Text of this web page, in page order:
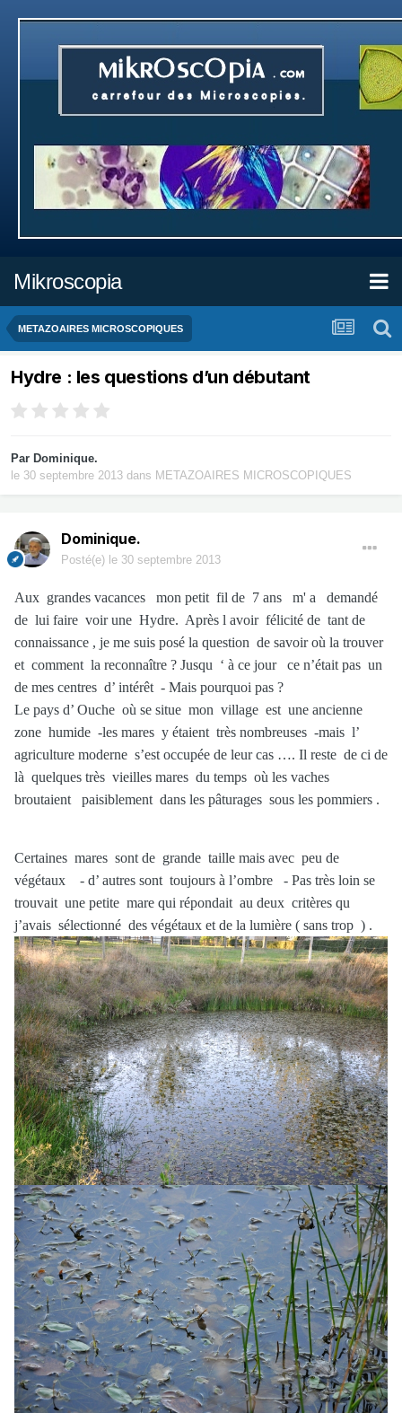
Mikroscopia
METAZOAIRES MICROSCOPIQUES
Hydre : les questions d’un débutant
Par Dominique.
le 30 septembre 2013 dans METAZOAIRES MICROSCOPIQUES
Dominique.
Posté(e) le 30 septembre 2013
Aux grandes vacances mon petit fil de 7 ans m' a demandé
de lui faire voir une Hydre. Après l avoir félicité de tant de
connaissance , je me suis posé la question de savoir où la trouver
et comment la reconnaître ? Jusqu ‘ à ce jour ce n’était pas un
de mes centres d’ intérêt - Mais pourquoi pas ?
Le pays d’ Ouche où se situe mon village est une ancienne
zone humide -les mares y étaient très nombreuses -mais l’
agriculture moderne s’est occupée de leur cas …. Il reste de ci de
là quelques très vieilles mares du temps où les vaches
broutaient paisiblement dans les pâturages sous les pommiers .
Certaines mares sont de grande taille mais avec peu de
végétaux - d’ autres sont toujours à l’ombre - Pas très loin se
trouvait une petite mare qui répondait au deux critères qu
j’avais sélectionné des végétaux et de la lumière ( sans trop ) .